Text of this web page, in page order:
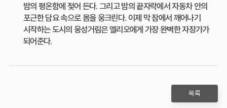
밤의 평온함에 젖어 든다. 그리고 밤의 끝자락에서 자동차 안의
포근한 담요 속으로 몸을 웅크린다. 이제 막 잠에서 깨어나기
시작하는 도시의 웅성거림은 엘리오에게 가장 완벽한 자장가가
되어준다.
목록